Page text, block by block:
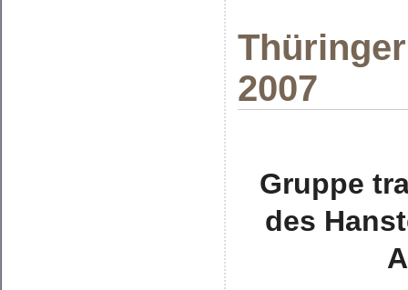
2007
Gruppe
des